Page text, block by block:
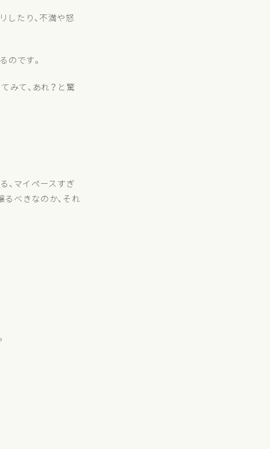
したり、不満や怒
のです。
みて、あれ？と驚
、マイペースすぎ
べきなのか、それ